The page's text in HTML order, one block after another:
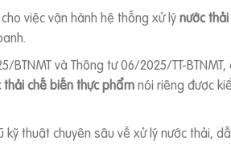
việc vận hành hệ thống xử lýnước
BTNMT và Thông tư 06/2025/TT-BTNMT,
thải chế biến thực phẩmnói riêng được
thuật chuyên sâu về xử lý nước thải,